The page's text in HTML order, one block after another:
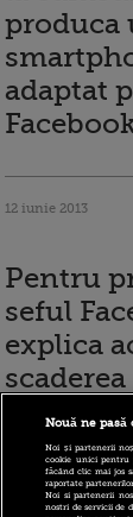
produca
adaptat
12 iunie 2013
Pentru
seful
explica
scaderea
bursa
Nouă ne pasă
Noi și partenerii
cookie unici pentru
făcând clic mai jos
raportate
Noi si partenerii
nostri de servicii de